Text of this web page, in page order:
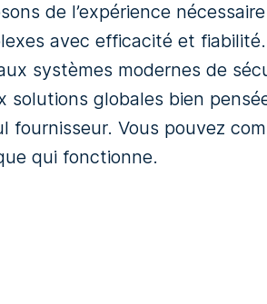
de l’expérience
avec efficacité et
systèmes modernes de
solutions globales bien
fournisseur. Vous pouvez
qui fonctionne.